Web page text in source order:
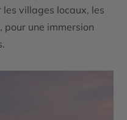
les villages locaux, les
pour une immersion